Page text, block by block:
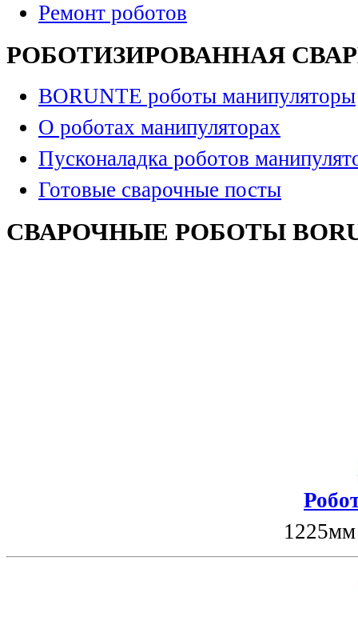
Ремонт роботов
РОБОТИЗИРОВАННАЯ
BORUNTE роботы манипуляторы
О роботах манипуляторах
Пусконаладка роботов
Готовые сварочные посты
СВАРОЧНЫЕ РОБОТЫ